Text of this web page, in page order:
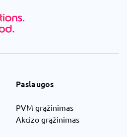
Paslaugos
PVM grąžinimas
Akcizo grąžinimas